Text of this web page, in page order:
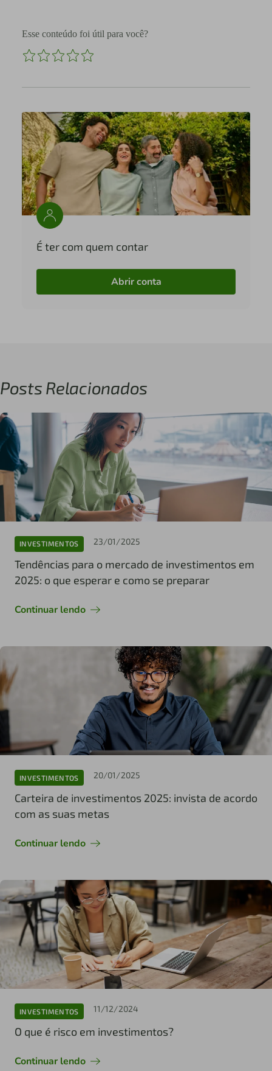
Esse conteúdo foi útil para você?
É ter com quem contar
Abrir conta
Posts Relacionados
INVESTIMENTOS 23/01/2025
Tendências para o mercado de investimentos em
2025: o que esperar e como se preparar
Continuar lendo
INVESTIMENTOS 20/01/2025
Carteira de investimentos 2025: invista de acordo
com as suas metas
Continuar lendo
INVESTIMENTOS 11/12/2024
O que é risco em investimentos?
Continuar lendo